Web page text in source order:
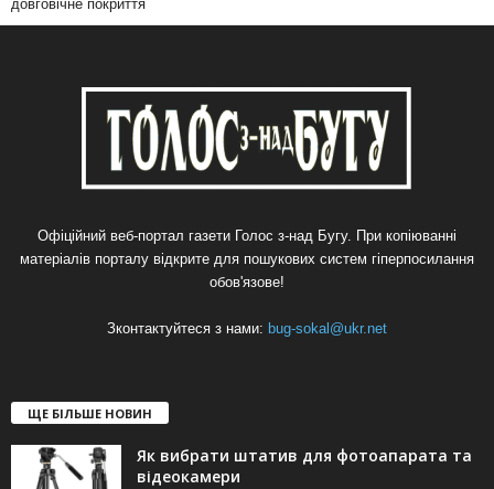
довговічне покриття
Офіційний веб-портал газети Голос з-над Бугу. При копіюванні
матеріалів порталу відкрите для пошукових систем гіперпосилання
обов'язове!
Зконтактуйтеся з нами: bug-sokal@ukr.net
ЩЕ БІЛЬШЕ НОВИН
Як вибрати штатив для фотоапарата та
відеокамери